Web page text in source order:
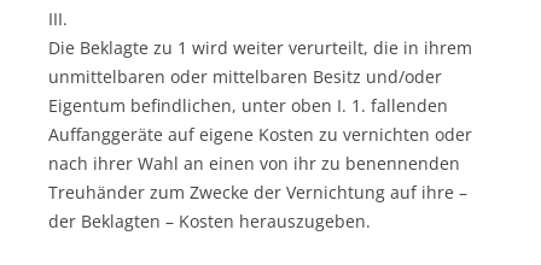
III.
Die Beklagte zu 1 wird weiter verurteilt, die in ihrem
unmittelbaren oder mittelbaren Besitz und/oder
Eigentum befindlichen, unter oben I. 1. fallenden
Auffanggeräte auf eigene Kosten zu vernichten oder
nach ihrer Wahl an einen von ihr zu benennenden
Treuhänder zum Zwecke der Vernichtung auf ihre –
der Beklagten – Kosten herauszugeben.